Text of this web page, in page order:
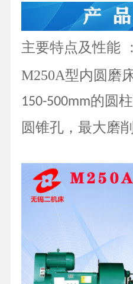
主要特点及性能
M250A型内圆磨
150-500mm的圆
圆锥孔，最大磨